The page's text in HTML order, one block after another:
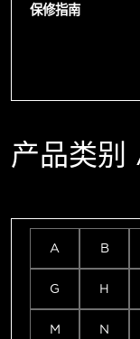
保修指南
产品类别
A B
G H
M N